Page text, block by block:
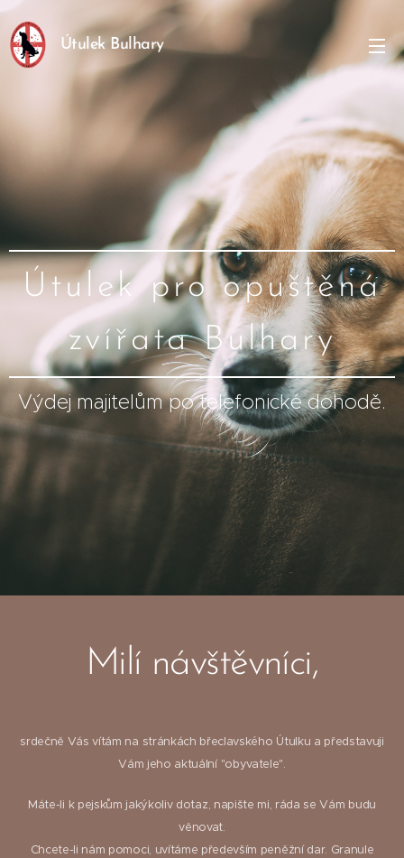
Útulek Bulhary
Útulek pro opuštěná
zvířata Bulhary
Výdej majitelům po telefonické dohodě.
Milí návštěvníci,
srdečně Vás vítám na stránkách břeclavského Útulku a představuji
Vám jeho aktuální "obyvatele".
Máte-li k pejskům jakýkoliv dotaz, napište mi, ráda se Vám budu
věnovat.
Chcete-li nám pomoci, uvítáme především peněžní dar. Granule